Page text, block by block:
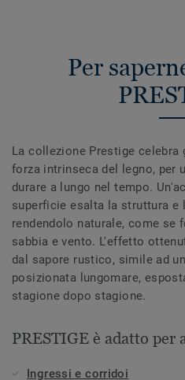
Per
La collezione Prestige
forza intrinseca del legno, per
durare a lungo nel tempo.
superficie esalta la struttura e
rendendolo naturale, come se
sabbia e vento. L'effetto
dal sapore rustico, simile ad
posizionata lungomare,
stagione dopo stagione.
PRESTIGE è adatto per
Ingressi e corridoi